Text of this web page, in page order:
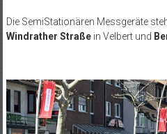
Die SemiStationären Messgeräte
Windrather Straße in Velbert und